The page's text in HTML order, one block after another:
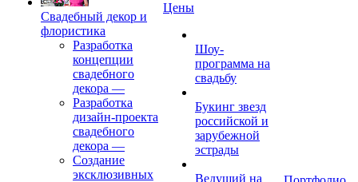
Свадебный декор и
флористика
Разработка
концепции
свадебного
декора —
Разработка
дизайн-проекта
свадебного
декора —
Создание
эксклюзивных
Цены
Шоу-
программа на
свадьбу
Букинг звезд
российской и
зарубежной
эстрады
Ведущий на